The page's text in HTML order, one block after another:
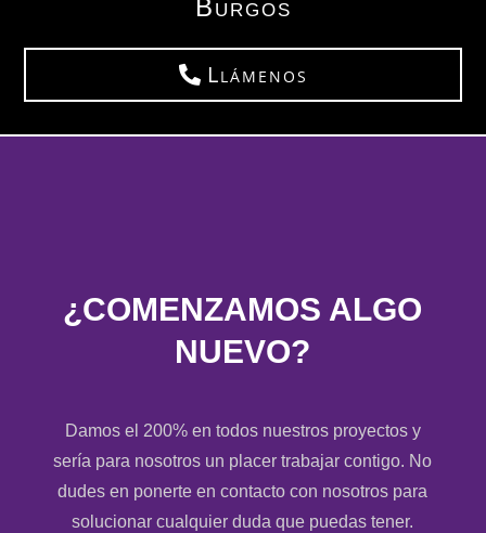
Burgos
Llámenos
¿COMENZAMOS ALGO
NUEVO?
Damos el 200% en todos nuestros proyectos y
sería para nosotros un placer trabajar contigo. No
dudes en ponerte en contacto con nosotros para
solucionar cualquier duda que puedas tener.